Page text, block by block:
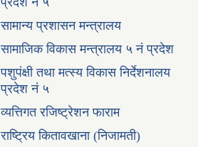
सामान्य प्रशासन मन्त्रालय
सामाजिक विकास मन्त्रालय ५ नं प्रदेश
पशुपंक्षी तथा मत्स्य विकास निर्देशनालय
प्रदेश नं ५
व्यत्तिगत रजिष्ट्रेशन फाराम
राष्ट्रिय कितावखाना (निजामती)